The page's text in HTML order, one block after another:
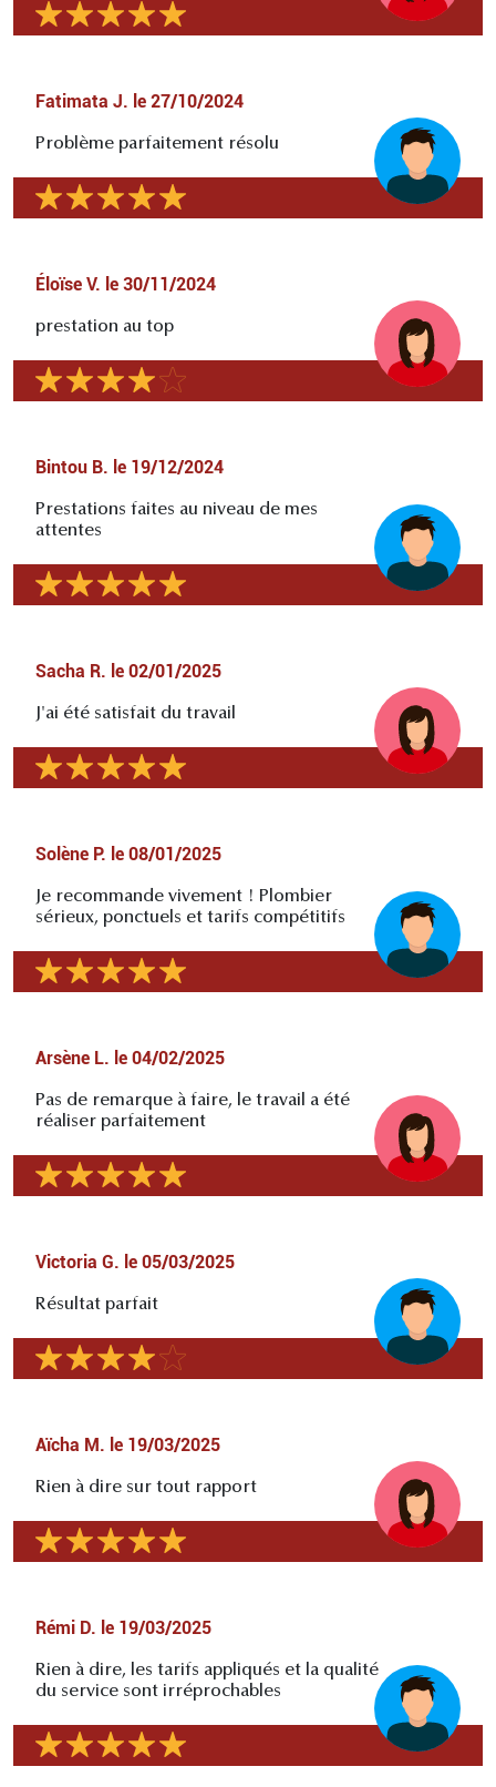
Fatimata J. le 27/10/2024
Problème parfaitement résolu
Éloïse V. le 30/11/2024
prestation au top
Bintou B. le 19/12/2024
Prestations faites au niveau de mes
attentes
Sacha R. le 02/01/2025
J'ai été satisfait du travail
Solène P. le 08/01/2025
Je recommande vivement ! Plombier
sérieux, ponctuels et tarifs compétitifs
Arsène L. le 04/02/2025
Pas de remarque à faire, le travail a été
réaliser parfaitement
Victoria G. le 05/03/2025
Résultat parfait
Aïcha M. le 19/03/2025
Rien à dire sur tout rapport
Rémi D. le 19/03/2025
Rien à dire, les tarifs appliqués et la qualité
du service sont irréprochables